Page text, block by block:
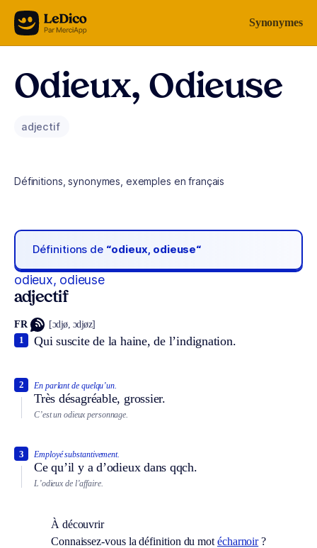
Aller au contenu Synonymes
Odieux, Odieuse
adjectif
Définitions, synonymes, exemples en français
Définitions de “odieux, odieuse“
odieux, odieuse
adjectif
FR [ɔdjø, ɔdjøz]
Qui suscite de la haine, de l’indignation.
1
En parlant de quelqu’un.
Très désagréable, grossier.
2
C’est un odieux personnage.
Employé substantivement.
Ce qu’il y a d’odieux dans qqch.
3
L’odieux de l’affaire.
À découvrir
Connaissez-vous la définition du mot écharnoir?